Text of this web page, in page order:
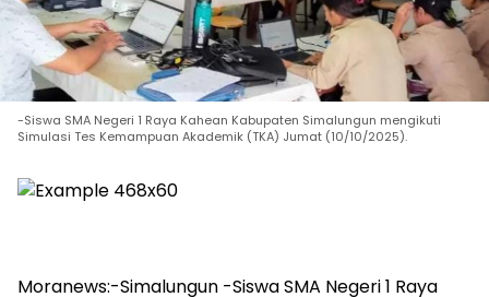
-Siswa SMA Negeri 1 Raya Kahean Kabupaten Simalungun mengikuti
Simulasi Tes Kemampuan Akademik (TKA) Jumat (10/10/2025).
Moranews:-Simalungun -Siswa SMA Negeri 1 Raya